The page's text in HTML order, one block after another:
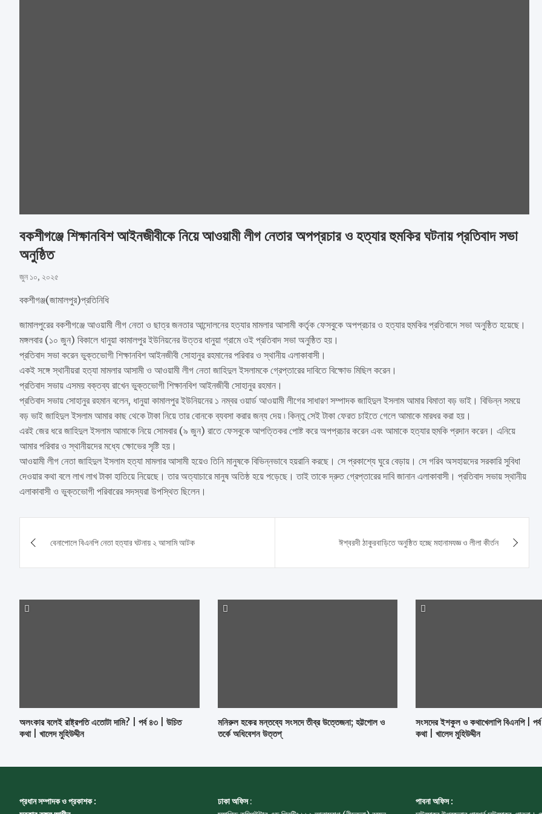
বকশীগঞ্জে শিক্ষানবিশ আইনজীবীকে নিয়ে আওয়ামী লীগ নেতার অপপ্রচার ও হত্যার হুমকির ঘটনায় প্রতিবাদ সভা
অনুষ্ঠিত
জুন ১০, ২০২৫
বকশীগঞ্জ(জামালপুর)প্রতিনিধি
জামালপুরের বকশীগঞ্জে আওয়ামী লীগ নেতা ও ছাত্র জনতার আন্দোলনের হত্যার মামলার আসামী কর্তৃক ফেসবুকে অপপ্রচার ও হত্যার হুমকির প্রতিবাদে সভা অনুষ্ঠিত হয়েছে।
মঙ্গলবার (১০ জুন) বিকালে ধানুয়া কামালপুর ইউনিয়নের উত্তর ধানুয়া গ্রামে ওই প্রতিবাদ সভা অনুষ্ঠিত হয়।
প্রতিবাদ সভা করেন ভুক্তভোগী শিক্ষানবিশ আইনজীবী সোহানুর রহমানের পরিবার ও স্থানীয় এলাকাবাসী।
একই সঙ্গে স্থানীয়রা হত্যা মামলার আসামী ও আওয়ামী লীগ নেতা জাহিদুল ইসলামকে গ্রেপ্তারের দাবিতে বিক্ষোভ মিছিল করেন।
প্রতিবাদ সভায় এসময় বক্তব্য রাখেন ভুক্তভোগী শিক্ষানবিশ আইনজীবী সোহানুর রহমান।
প্রতিবাদ সভায় সোহানুর রহমান বলেন, ধানুয়া কামালপুর ইউনিয়নের ১ নম্বর ওয়ার্ড আওয়ামী লীগের সাধারণ সম্পাদক জাহিদুল ইসলাম আমার বিমাতা বড় ভাই। বিভিন্ন সময়ে
বড় ভাই জাহিদুল ইসলাম আমার কাছ থেকে টাকা নিয়ে তার বোনকে ব্যবসা করার জন্য দেয় ৷ কিন্তু সেই টাকা ফেরত চাইতে গেলে আমাকে মারধর করা হয়।
এরই জের ধরে জাহিদুল ইসলাম আমাকে নিয়ে সোমবার (৯ জুন) রাতে ফেসবুকে আপত্তিকর পোষ্ট করে অপপ্রচার করেন এবং আমাকে হত্যার হুমকি প্রদান করেন। এনিয়ে
আমার পরিবার ও স্থানীয়দের মধ্যে ক্ষোভের সৃষ্টি হয়।
আওয়ামী লীগ নেতা জাহিদুল ইসলাম হত্যা মামলার আসামী হয়েও তিনি মানুষকে বিভিন্নভাবে হয়রানি করছে। সে প্রকাশ্যে ঘুরে বেড়ায়। সে গরিব অসহায়দের সরকারি সুবিধা
দেওয়ার কথা বলে লাখ লাখ টাকা হাতিয়ে নিয়েছে। তার অত্যাচারে মানুষ অতিষ্ঠ হয়ে পড়েছে। তাই তাকে দ্রুত গ্রেপ্তারের দাবি জানান এলাকাবাসী। প্রতিবাদ সভায় স্থানীয়
এলাকাবাসী ও ভুক্তভোগী পরিবারের সদস্যরা উপস্থিত ছিলেন।
navigation
বেনাপোলে বিএনপি নেতা হত্যার ঘটনায় ২ আসামি আটক ঈশ্বরদী ঠাকুরবাড়িতে অনুষ্ঠিত হচ্ছে মহানামযজ্ঞ ও লীলা কীর্তন
অলংকার বলেই রাষ্ট্রপতি এতোটা দামি? | পর্ব ৪৩ | উচিত
কথা | খালেদ মুহিউদ্দীন
মনিরুল হকের মন্তব্যে সংসদে তীব্র উত্তেজনা; হট্টগোল ও
তর্কে অধিবেশন উত্তপ্
সংসদের ইশকুল ও কথাখেলাপি বিএনপি |
কথা | খালেদ মুহিউদ্দীন
প্রধান সম্পাদক ও প্রকাশক :
ঢাকা অফিস:
পাবনা অফিস :